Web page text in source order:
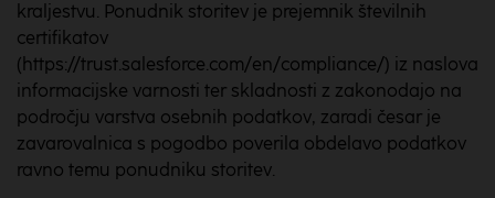
kraljestvu. Ponudnik storitev je prejemnik številnih
certifikatov
(https://trust.salesforce.com/en/compliance/) iz naslova
informacijske varnosti ter skladnosti z zakonodajo na
področju varstva osebnih podatkov, zaradi česar je
zavarovalnica s pogodbo poverila obdelavo podatkov
ravno temu ponudniku storitev.